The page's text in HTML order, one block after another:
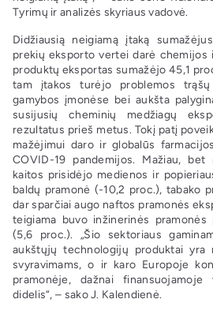
Tyrimų ir analizės skyriaus vadovė.
Didžiausią neigiamą įtaką
prekių eksporto vertei darė chemijos
produktų eksportas sumažėjo 45,1
tam įtakos turėjo problemos
gamybos įmonėse bei aukšta
susijusių cheminių medžiagų
rezultatus prieš metus. Tokį patį
mažėjimui daro ir globalūs
COVID-19 pandemijos. Mažiau,
kaitos prisidėjo medienos ir
baldų pramonė (-10,2 proc.), tabako
dar sparčiai augo naftos pramonės
teigiama buvo inžinerinės
(5,6 proc.). „Šio sektoriaus
aukštųjų technologijų produktai yra
svyravimams, o ir karo Europoje
pramonėje, dažnai
didelis“, – sako J. Kalendienė.